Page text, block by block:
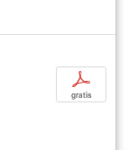
p
gratis